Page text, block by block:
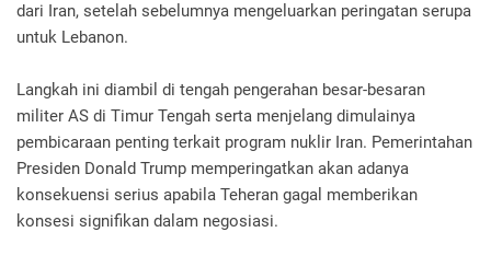
dari Iran, setelah sebelumnya mengeluarkan peringatan serupa
untuk Lebanon.
Langkah ini diambil di tengah pengerahan besar-besaran
militer AS di Timur Tengah serta menjelang dimulainya
pembicaraan penting terkait program nuklir Iran. Pemerintahan
Presiden Donald Trump memperingatkan akan adanya
konsekuensi serius apabila Teheran gagal memberikan
konsesi signifikan dalam negosiasi.